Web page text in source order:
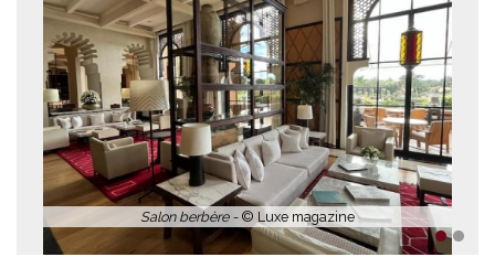
Salon berbère - © Luxe magazine
1 2